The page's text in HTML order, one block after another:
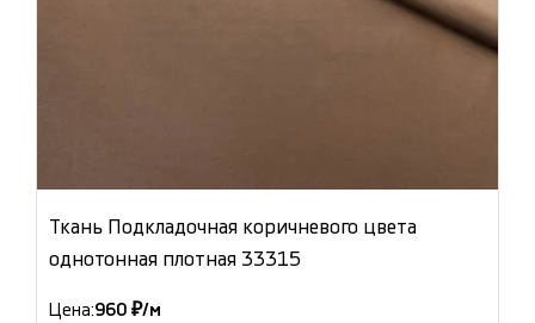
Ткань Подкладочная коричневого цвета
однотонная плотная 33315
Цена:960 ₽/м